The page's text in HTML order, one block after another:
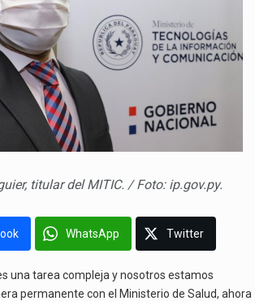
titular del MITIC. / Foto: ip.gov.py.
WhatsApp Twitter
una tarea compleja y nosotros estamos
permanente con el Ministerio de Salud, ahora